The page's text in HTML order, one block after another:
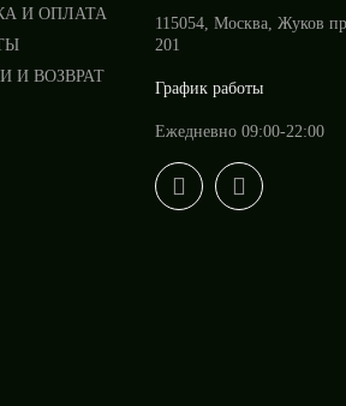
И ОПЛАТА
И ВОЗВРАТ
115054, Москва, Жуков
201
График работы
Ежедневно 09:00-22:00